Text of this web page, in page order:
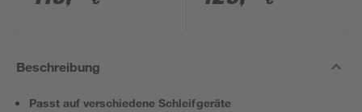
Akkus, Tasche und
Akku und Ladegerät
Beschreibung
Passt auf verschiedene Schleifgeräte